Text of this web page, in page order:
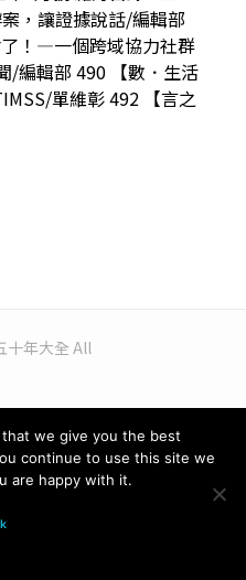
，讓證據說話/編輯部
！—一個跨域協力社群
/編輯部 490 【數．生活
單維彰 492 【言之
十年大全 All
we give you the best
continue to use this site we
are happy with it.